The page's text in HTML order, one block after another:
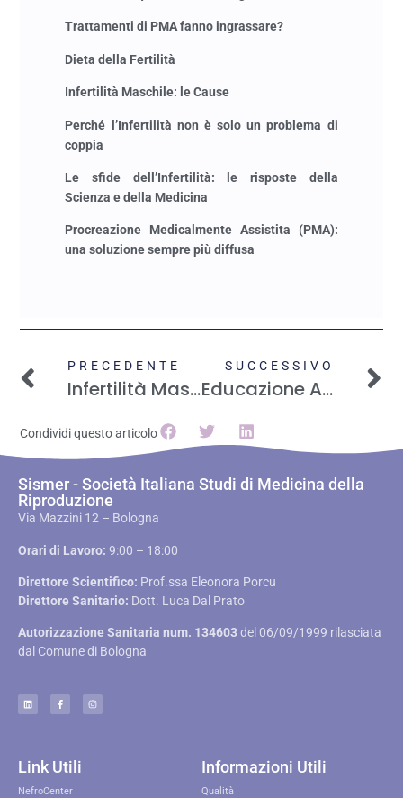
Trattamenti di PMA fanno ingrassare?
Dieta della Fertilità
Infertilità Maschile: le Cause
Perché l’Infertilità non è solo un problema di
coppia
Le sfide dell’Infertilità: le risposte della
Scienza e della Medicina
Procreazione Medicalmente Assistita (PMA):
una soluzione sempre più diffusa
PRECEDENTE
Infertilità Maschile In Continua Crescita: Ancora Un Tabù Che Mina L’autostima
SUCCESSIVO
Educazione Alla Sessualità: Come Parlarne Con I Figli
Condividi questo articolo
Sismer - Società Italiana Studi di Medicina della
Riproduzione
Via Mazzini 12 – Bologna
Orari di Lavoro: 9:00 – 18:00
Direttore Scientifico: Prof.ssa Eleonora Porcu
Direttore Sanitario: Dott. Luca Dal Prato
Autorizzazione Sanitaria num. 134603del 06/09/1999 rilasciata
dal Comune di Bologna
Link Utili
NefroCenter
Informazioni Utili
Qualità